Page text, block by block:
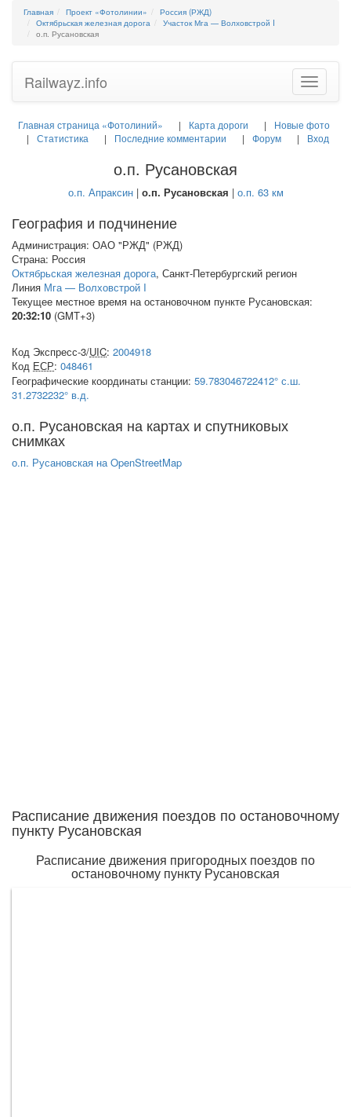
Главная Проект «Фотолинии»
Россия (РЖД)
Октябрьская железная дорога
Участок Мга — Волховстрой I
о.п. Русановская
Toggle
Railwayz.info
Главная страница «Фотолиний» Карта дороги
Новые фото
Статистика
Последние комментарии Форум Вход
о.п. Русановская
о.п. Апраксин| о.п. Русановская | о.п. 63 км
География и подчинение
Администрация: ОАО "РЖД" (РЖД)
Страна: Россия
Октябрьская железная дорога, Санкт-Петербургский регион
Линия Мга — Волховстрой I
Текущее местное время на остановочном пункте Русановская:
20:32:10 (GMT+3)
Код Экспресс-3/UIC: 2004918
Код ЕСР: 048461
Географические координаты станции: 59.783046722412° с.ш.
31.2732232° в.д.
о.п. Русановская на картах и спутниковых
снимках
о.п. Русановская на OpenStreetMap
Расписание движения поездов по остановочному
пункту Русановская
Расписание движения пригородных поездов по
остановочному пункту Русановская